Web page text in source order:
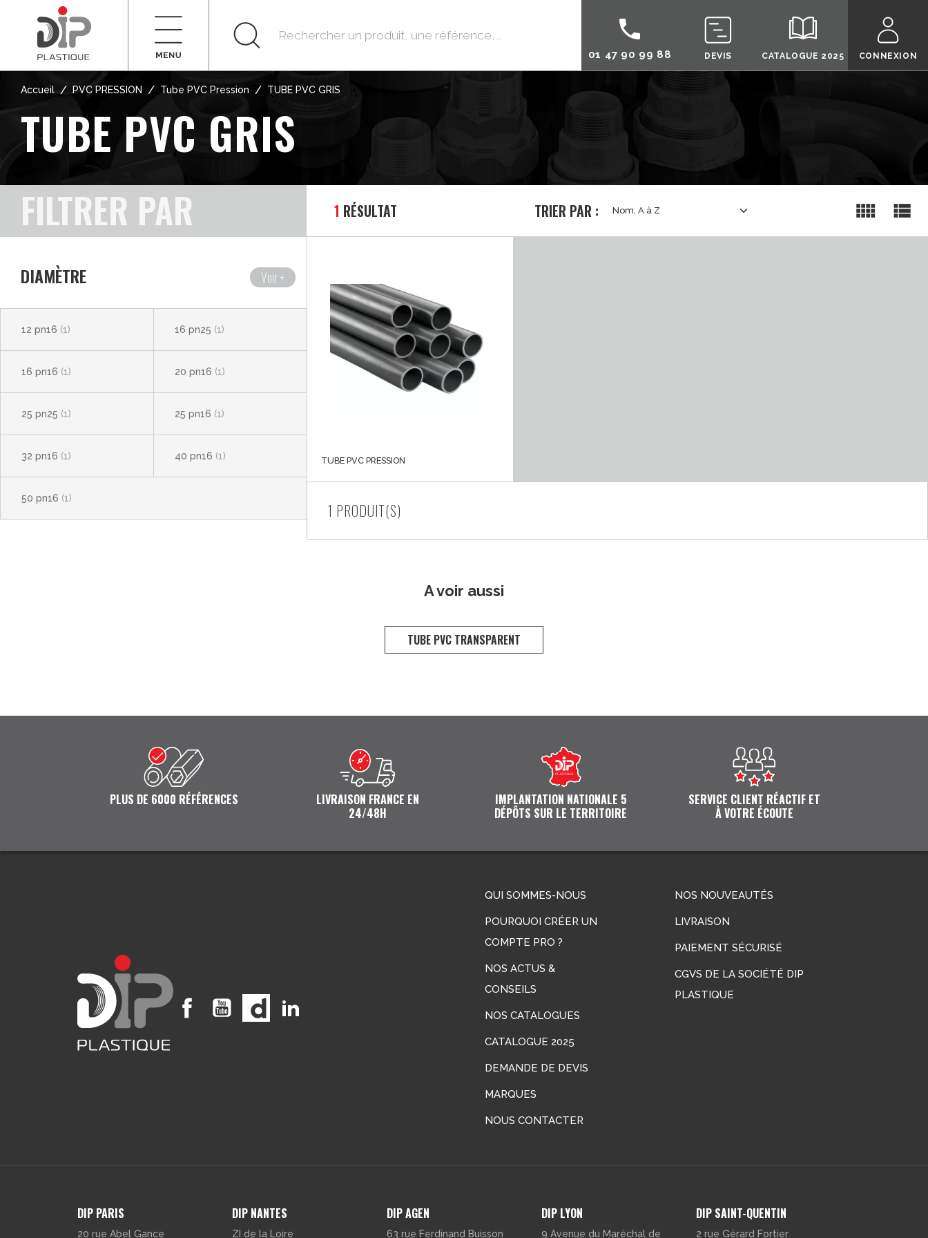
CONNEXION
call
01 47 90 99 88 DEVIS CATALOGUE 2025
Accueil / PVC PRESSION / Tube PVC Pression / TUBE PVC GRIS
TUBE PVC GRIS
FILTRER PAR
DIAMÈTRE Voir +
12 pn16 (1) 16 pn25 (1)
16 pn16 (1) 20 pn16 (1)
25 pn25 (1) 25 pn16 (1)
32 pn16 (1) 40 pn16 (1)
50 pn16 (1)
TRIER PAR : Nom, A à Z view_comfy view_list
1 RÉSULTAT
TUBE PVC PRESSION
1 PRODUIT(S)
A voir aussi
TUBE PVC TRANSPARENT
PLUS DE 6000 RÉFÉRENCES
LIVRAISON FRANCE EN
24/48H
IMPLANTATION NATIONALE 5
DÉPÔTS SUR LE TERRITOIRE
SERVICE CLIENT RÉACTIF ET
À VOTRE ÉCOUTE
FacebookYouTube
QUI SOMMES-NOUS
POURQUOI CRÉER UN
COMPTE PRO ?
NOS ACTUS &
CONSEILS
NOS CATALOGUES
CATALOGUE 2025
DEMANDE DE DEVIS
MARQUES
NOUS CONTACTER
NOS NOUVEAUTÉS
LIVRAISON
PAIEMENT SÉCURISÉ
CGVS DE LA SOCIÉTÉ DIP
PLASTIQUE
DIP PARIS
20 rue Abel Gance
DIP NANTES
ZI de la Loire
DIP AGEN
63 rue Ferdinand Buisson
DIP LYON
9 Avenue du Maréchal de
DIP SAINT-QUENTIN
2 rue Gérard Fortier